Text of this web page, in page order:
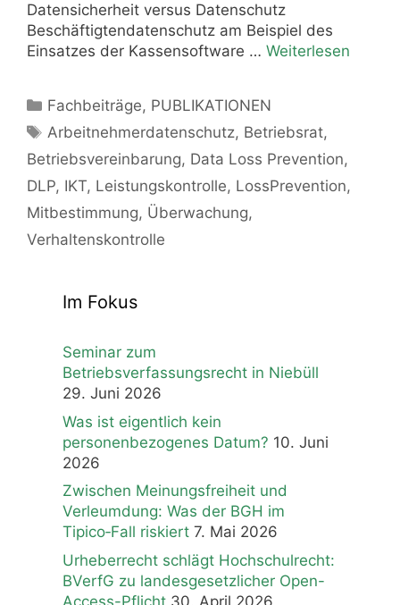
Datensicherheit versus Datenschutz
Beschäftigtendatenschutz am Beispiel des
Einsatzes der Kassensoftware … Weiterlesen
Kategorien
Fachbeiträge, PUBLIKATIONEN
Schlagwörter
Arbeitnehmerdatenschutz, Betriebsrat,
Betriebsvereinbarung, Data Loss Prevention,
DLP, IKT, Leistungskontrolle, LossPrevention,
Mitbestimmung, Überwachung,
Verhaltenskontrolle
Im Fokus
Seminar zum
Betriebsverfassungsrecht in Niebüll
29. Juni 2026
Was ist eigentlich kein
personenbezogenes Datum? 10. Juni
2026
Zwischen Meinungsfreiheit und
Verleumdung: Was der BGH im
Tipico‑Fall riskiert 7. Mai 2026
Urheberrecht schlägt Hochschulrecht:
BVerfG zu landesgesetzlicher Open-
Access-Pflicht 30. April 2026